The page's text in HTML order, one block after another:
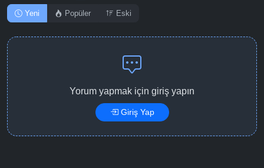
Yeni Popüler Eski
Yorum yapmak için giriş yapın
Giriş Yap